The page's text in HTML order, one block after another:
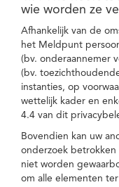
wie worden ze
Afhankelijk van de
het Meldpunt
(bv. onderaannemer
(bv.
instanties, op
wettelijk kader en
4.4 van dit
Bovendien kan uw
onderzoek
niet worden
om alle elementen